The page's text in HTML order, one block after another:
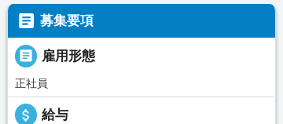
 募集要項
 雇用形態
正社員
attach_money 給与